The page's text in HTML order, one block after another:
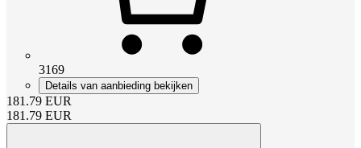
3169
Details van aanbieding bekijken
181.79 EUR
181.79 EUR